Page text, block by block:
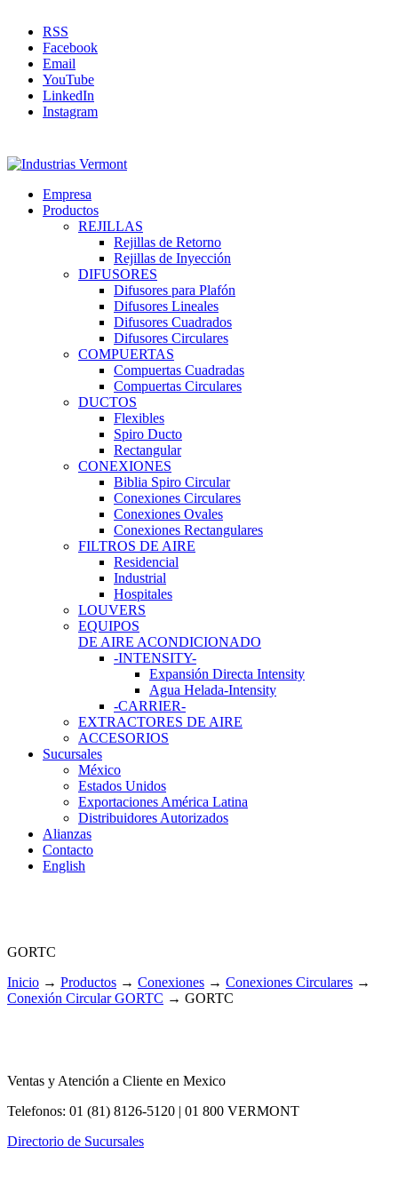
RSS
Facebook
Email
YouTube
LinkedIn
Instagram
Empresa
Productos
REJILLAS
Rejillas de Retorno
Rejillas de Inyección
DIFUSORES
Difusores para Plafón
Difusores Lineales
Difusores Cuadrados
Difusores Circulares
COMPUERTAS
Compuertas Cuadradas
Compuertas Circulares
DUCTOS
Flexibles
Spiro Ducto
Rectangular
CONEXIONES
Biblia Spiro Circular
Conexiones Circulares
Conexiones Ovales
Conexiones Rectangulares
FILTROS DE AIRE
Residencial
Industrial
Hospitales
LOUVERS
EQUIPOS
DE AIRE ACONDICIONADO
-INTENSITY-
Expansión Directa Intensity
Agua Helada-Intensity
-CARRIER-
EXTRACTORES DE AIRE
ACCESORIOS
Sucursales
México
Estados Unidos
Exportaciones América Latina
Distribuidores Autorizados
Alianzas
Contacto
English
GORTC
Inicio → Productos → Conexiones → Conexiones Circulares →
Conexión Circular GORTC → GORTC
Ventas y Atención a Cliente en Mexico
Telefonos: 01 (81) 8126-5120 | 01 800 VERMONT
Directorio de Sucursales